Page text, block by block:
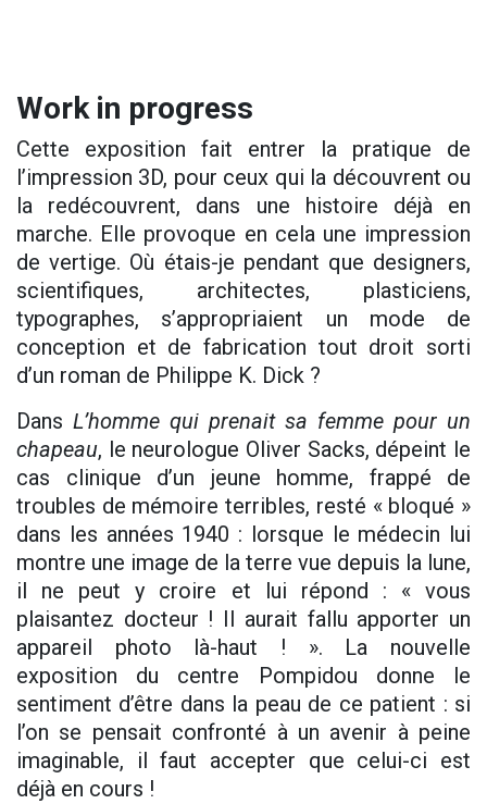
Work in progress
Cette exposition fait entrer la pratique de
l’impression 3D, pour ceux qui la découvrent ou
la redécouvrent, dans une histoire déjà en
marche. Elle provoque en cela une impression
de vertige. Où étais-je pendant que designers,
scientifiques, architectes, plasticiens,
typographes, s’appropriaient un mode de
conception et de fabrication tout droit sorti
d’un roman de Philippe K. Dick ?
Dans L’homme qui prenait sa femme pour un
chapeau, le neurologue Oliver Sacks, dépeint le
cas clinique d’un jeune homme, frappé de
troubles de mémoire terribles, resté « bloqué »
dans les années 1940 : lorsque le médecin lui
montre une image de la terre vue depuis la lune,
il ne peut y croire et lui répond : « vous
plaisantez docteur ! Il aurait fallu apporter un
appareil photo là-haut ! ». La nouvelle
exposition du centre Pompidou donne le
sentiment d’être dans la peau de ce patient : si
l’on se pensait confronté à un avenir à peine
imaginable, il faut accepter que celui-ci est
déjà en cours !